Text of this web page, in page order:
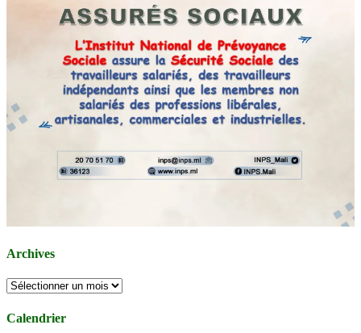
Archives
Archives
Calendrier